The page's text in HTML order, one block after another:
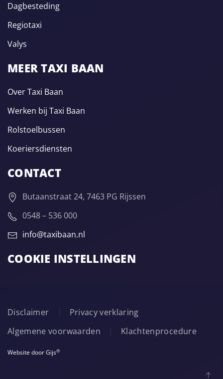
Dagbesteding
Regiotaxi
Valys
MEER TAXI BAAN
Over Taxi Baan
Werken bij Taxi Baan
Rolstoelbussen
Koeriersdiensten
CONTACT
Butaanstraat 24, 7463 PG Rijssen
0548 – 536 000
info@taxibaan.nl
COOKIE INSTELLINGEN
Disclaimer
Privacy verklaring
Algemene voorwaarden
Klachtenprocedure
Website door Gijs®